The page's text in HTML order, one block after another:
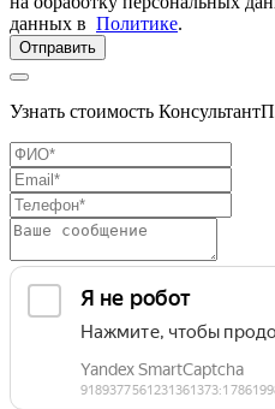
данных в Политике.
Отправить
Узнать стоимость